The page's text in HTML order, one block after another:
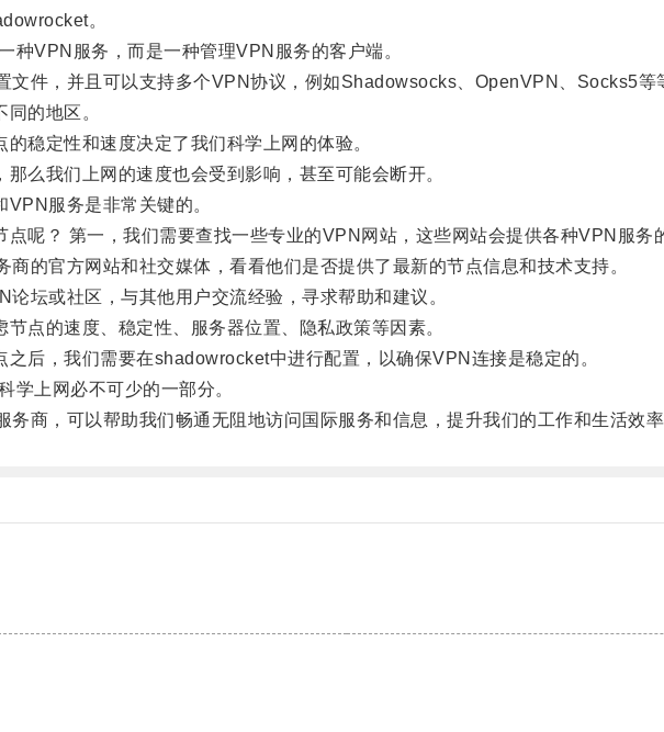
。
VPN服务，而是一种管理VPN服务的客户端。
件，并且可以支持多个VPN协议，例如Shadowsocks、OpenVPN、Socks5等
的地区。
稳定性和速度决定了我们科学上网的体验。
我们上网的速度也会受到影响，甚至可能会断开。
服务是非常关键的。
？ 第一，我们需要查找一些专业的VPN网站，这些网站会提供各种VPN服务
官方网站和社交媒体，看看他们是否提供了最新的节点信息和技术支持。
坛或社区，与其他用户交流经验，寻求帮助和建议。
的速度、稳定性、服务器位置、隐私政策等因素。
，我们需要在shadowrocket中进行配置，以确保VPN连接是稳定的。
上网必不可少的一部分。
，可以帮助我们畅通无阻地访问国际服务和信息，提升我们的工作和生活效率